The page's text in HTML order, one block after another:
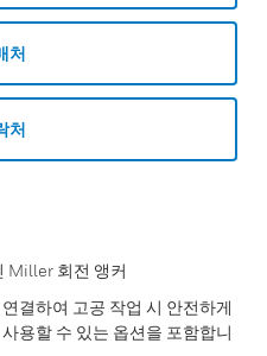
처
처
Miller 회전 앵커
결하여 고공 작업 시 안전하게
용할 수 있는 옵션을 포함합니